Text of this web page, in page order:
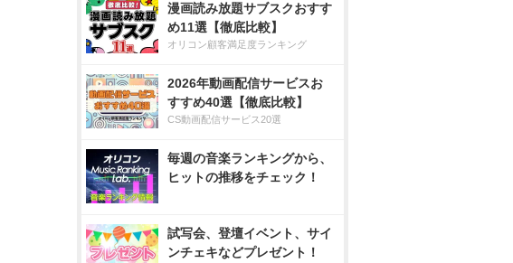
漫画読み放題サブスクおすす
め11選【徹底比較】
オリコン顧客満足度ランキング
2026年動画配信サービスお
すすめ40選【徹底比較】
CS動画配信サービス20選
毎週の音楽ランキングから、
ヒットの推移をチェック！
試写会、登壇イベント、サイ
ンチェキなどプレゼント！